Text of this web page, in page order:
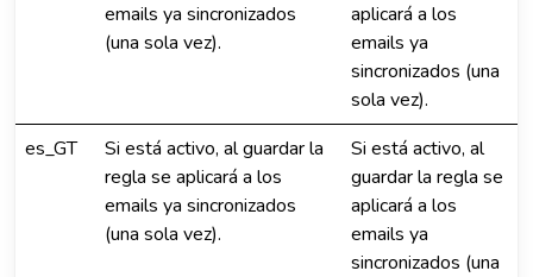
emails ya sincronizados
(una sola vez).
aplicará a los
emails ya
sincronizados (una
sola vez).
es_GT
Si está activo, al guardar la
regla se aplicará a los
emails ya sincronizados
(una sola vez).
Si está activo, al
guardar la regla se
aplicará a los
emails ya
sincronizados (una